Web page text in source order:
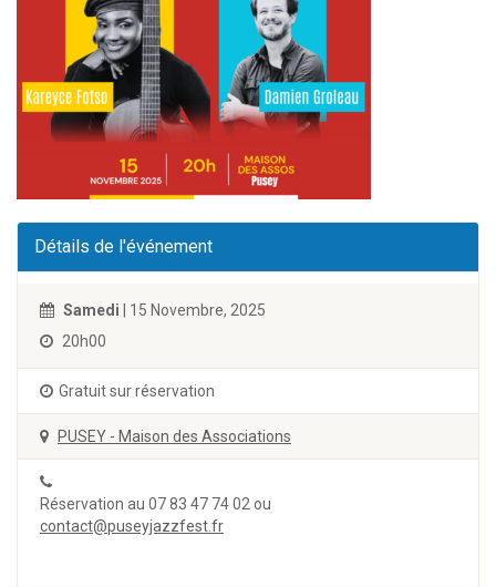
Détails de l'événement
Samedi | 15 Novembre, 2025
20h00
Gratuit sur réservation
PUSEY - Maison des Associations
Réservation au 07 83 47 74 02 ou
contact@puseyjazzfest.fr